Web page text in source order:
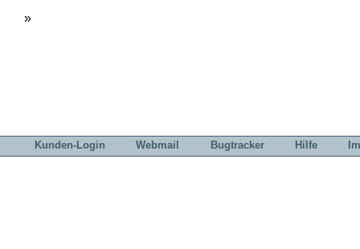
»
Kunden-Login Webmail Bugtracker Hilfe